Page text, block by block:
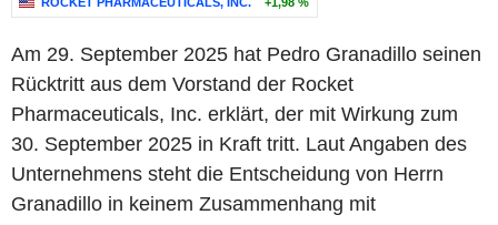
Am 29. September 2025 hat Pedro Granadillo seinen
Rücktritt aus dem Vorstand der Rocket
Pharmaceuticals, Inc. erklärt, der mit Wirkung zum
30. September 2025 in Kraft tritt. Laut Angaben des
Unternehmens steht die Entscheidung von Herrn
Granadillo in keinem Zusammenhang mit